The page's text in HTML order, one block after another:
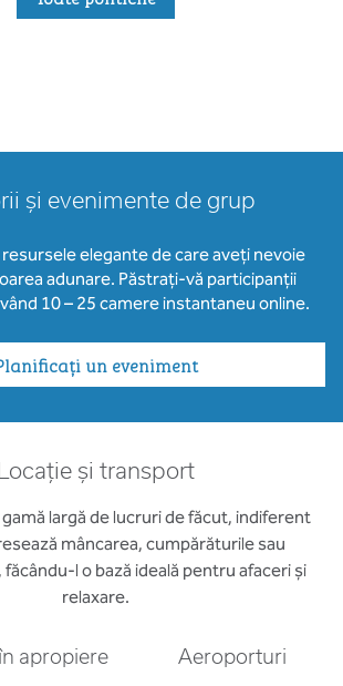
și evenimente de grup
elegante de care aveți nevoie
adunare. Păstrați-vă participanții
10 – 25 camere instantaneu online.
un eveniment
Locație și transport
largă de lucruri de făcut, indiferent
mâncarea, cumpărăturile sau
l o bază ideală pentru afaceri și
relaxare.
apropiere Aeroporturi